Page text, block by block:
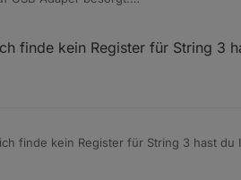
verdrillte Adern an A und B des
Pi stecken, Modbusadapter
finde kein Register für String 3
finde kein Register für String 3 hast du